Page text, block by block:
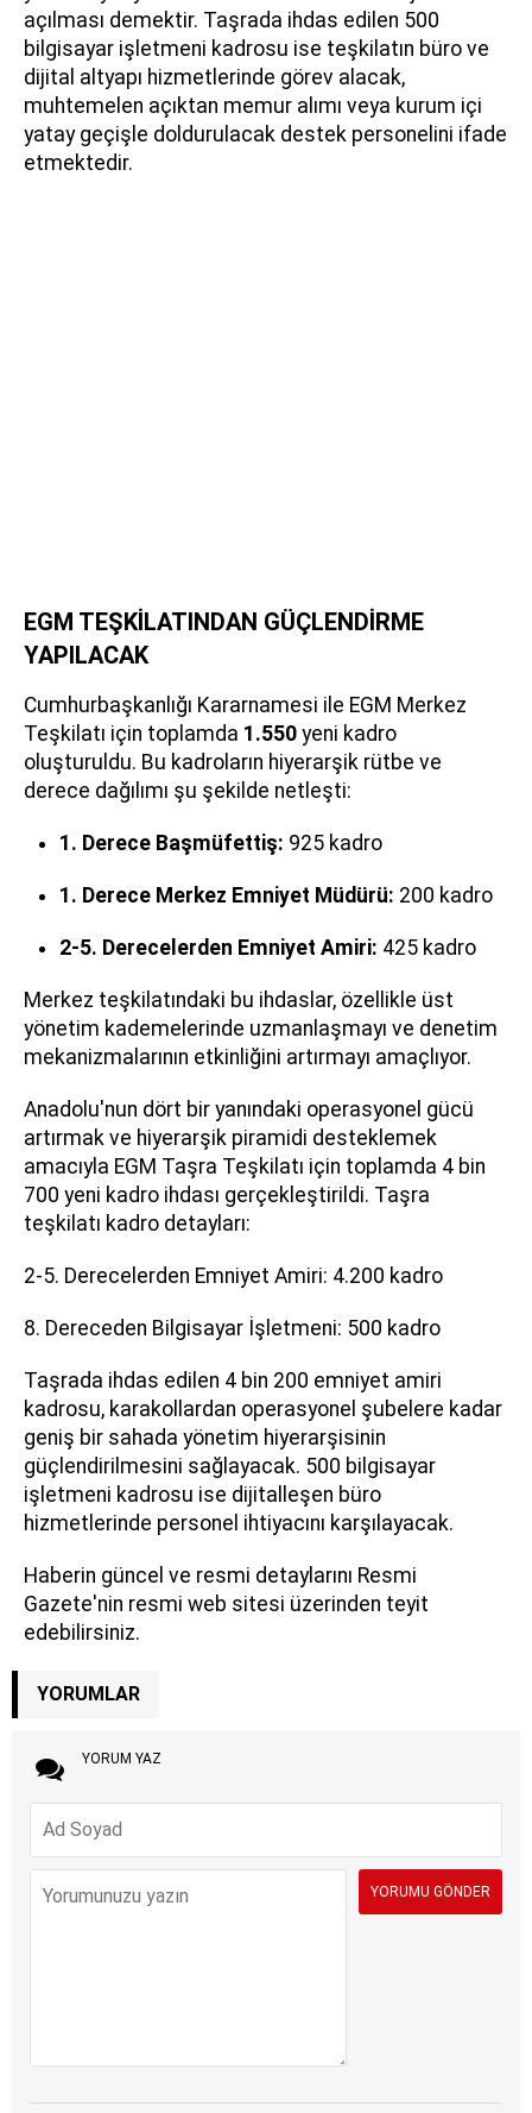
açılması demektir. Taşrada ihdas edilen 500
bilgisayar işletmeni kadrosu ise teşkilatın büro ve
dijital altyapı hizmetlerinde görev alacak,
muhtemelen açıktan memur alımı veya kurum içi
yatay geçişle doldurulacak destek personelini ifade
etmektedir.
EGM TEŞKİLATINDAN GÜÇLENDİRME
YAPILACAK
Cumhurbaşkanlığı Kararnamesi ile EGM Merkez
Teşkilatı için toplamda 1.550 yeni kadro
oluşturuldu. Bu kadroların hiyerarşik rütbe ve
derece dağılımı şu şekilde netleşti:
1. Derece Başmüfettiş: 925 kadro
1. Derece Merkez Emniyet Müdürü: 200 kadro
2-5. Derecelerden Emniyet Amiri: 425 kadro
Merkez teşkilatındaki bu ihdaslar, özellikle üst
yönetim kademelerinde uzmanlaşmayı ve denetim
mekanizmalarının etkinliğini artırmayı amaçlıyor.
Anadolu'nun dört bir yanındaki operasyonel gücü
artırmak ve hiyerarşik piramidi desteklemek
amacıyla EGM Taşra Teşkilatı için toplamda 4 bin
700 yeni kadro ihdası gerçekleştirildi. Taşra
teşkilatı kadro detayları:
2-5. Derecelerden Emniyet Amiri: 4.200 kadro
8. Dereceden Bilgisayar İşletmeni: 500 kadro
Taşrada ihdas edilen 4 bin 200 emniyet amiri
kadrosu, karakollardan operasyonel şubelere kadar
geniş bir sahada yönetim hiyerarşisinin
güçlendirilmesini sağlayacak. 500 bilgisayar
işletmeni kadrosu ise dijitalleşen büro
hizmetlerinde personel ihtiyacını karşılayacak.
Haberin güncel ve resmi detaylarını Resmi
Gazete'nin resmi web sitesi üzerinden teyit
edebilirsiniz.
YORUMLAR
YORUM YAZ